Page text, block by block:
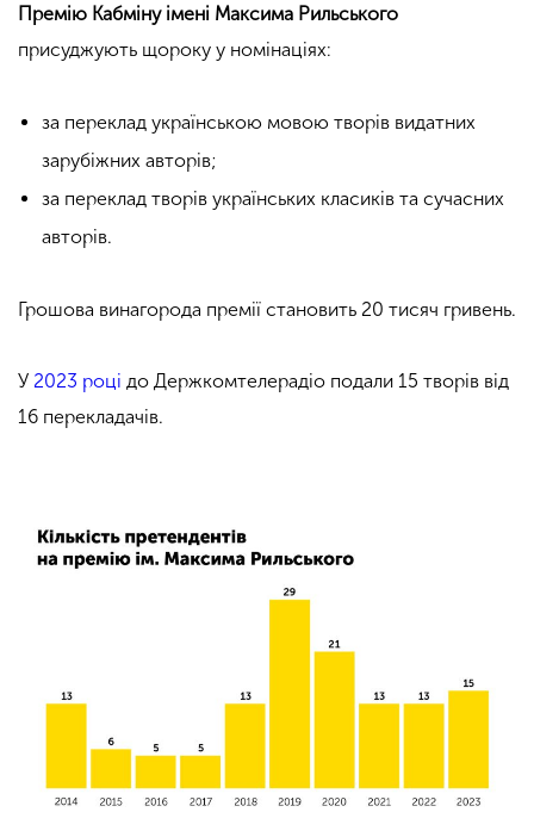
Премію Кабміну імені Максима Рильського
присуджують щороку у номінаціях:
за переклад українською мовою творів видатних
зарубіжних авторів;
за переклад творів українських класиків та сучасних
авторів.
Грошова винагорода премії становить 20 тисяч гривень.
У 2023 році до Держкомтелерадіо подали 15 творів від
16 перекладачів.